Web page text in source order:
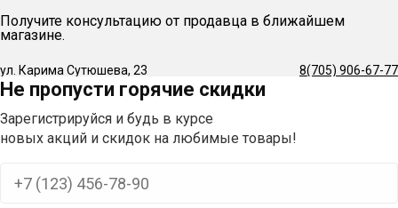
Получите консультацию от продавца в ближайшем
магазине.
ул. Карима Сутюшева, 23 8(705) 906-67-77
Не пропусти горячие скидки
Зарегистрируйся и будь в курсе
новых акций и скидок на любимые товары!